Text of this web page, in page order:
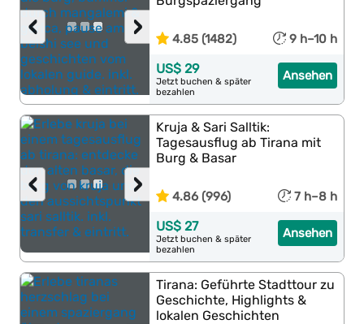
›
‹ 4.85 (1482) 9 h–10 h
Ansehen
US$ 29
Jetzt buchen & später
bezahlen
›
‹
Kruja & Sari Salltik:
Tagesausflug ab Tirana mit
Burg & Basar
4.86 (996) 7 h–8 h
Ansehen
US$ 27
Jetzt buchen & später
bezahlen
Tirana: Geführte Stadttour zu
Geschichte, Highlights &
lokalen Geschichten